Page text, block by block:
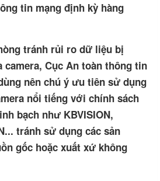
tin mạng định kỳ hàng
tránh rủi ro dữ liệu bị
camera, Cục An toàn thông tin
nên chú ý ưu tiên sử dụng
nổi tiếng với chính sách
bạch như KBVISION,
tránh sử dụng các sản
gốc hoặc xuất xứ không